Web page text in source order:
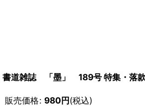
書道雑誌 「墨」 189号 特集・落款
販売価格: 980円(税込)